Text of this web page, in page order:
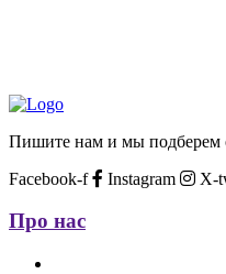
Пишите нам и мы подберем
Facebook-f
Instagram X-
Про нас